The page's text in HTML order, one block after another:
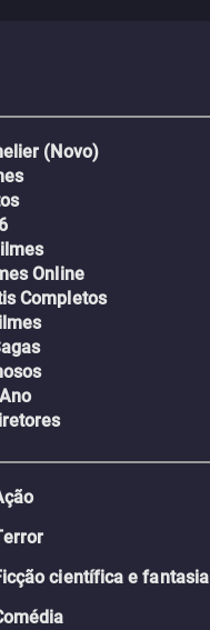
(Novo)
Online
Completos
científica e fantasia